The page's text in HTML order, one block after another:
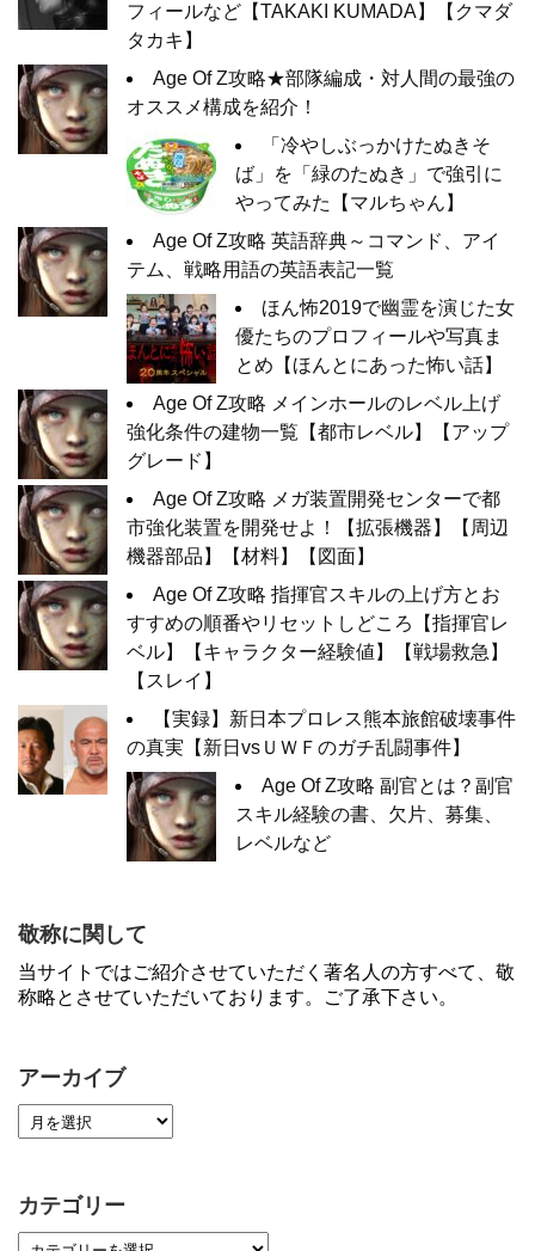
フィールなど【TAKAKI KUMADA】【クマダ
タカキ】
Age Of Z攻略★部隊編成・対人間の最強の
オススメ構成を紹介！
「冷やしぶっかけたぬきそ
ば」を「緑のたぬき」で強引に
やってみた【マルちゃん】
Age Of Z攻略 英語辞典～コマンド、アイ
テム、戦略用語の英語表記一覧
ほん怖2019で幽霊を演じた女
優たちのプロフィールや写真ま
とめ【ほんとにあった怖い話】
Age Of Z攻略 メインホールのレベル上げ
強化条件の建物一覧【都市レベル】【アップ
グレード】
Age Of Z攻略 メガ装置開発センターで都
市強化装置を開発せよ！【拡張機器】【周辺
機器部品】【材料】【図面】
Age Of Z攻略 指揮官スキルの上げ方とお
すすめの順番やリセットしどころ【指揮官レ
ベル】【キャラクター経験値】【戦場救急】
【スレイ】
【実録】新日本プロレス熊本旅館破壊事件
の真実【新日vsＵＷＦのガチ乱闘事件】
Age Of Z攻略 副官とは？副官
スキル経験の書、欠片、募集、
レベルなど
敬称に関して
当サイトではご紹介させていただく著名人の方すべて、敬
称略とさせていただいております。ご了承下さい。
アーカイブ
カテゴリー